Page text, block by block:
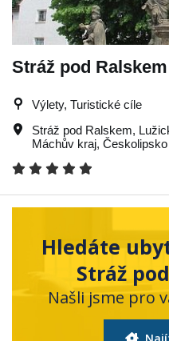
Stráž pod
Výlety, Turistické cíle
Stráž pod Ralskem,
Máchův kraj, Českolipsko
Hledáte
Stráž
Našli jsme pro